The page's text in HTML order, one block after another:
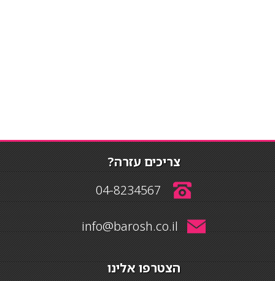
צריכים עזרה?
04-8234567
info@barosh.co.il
הצטרפו אלינו